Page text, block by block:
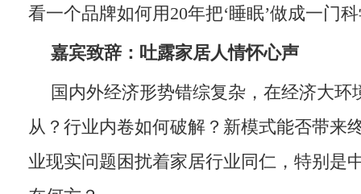
看一个品牌如何用20年把‘睡眠’做成一门
嘉宾致辞：吐露家居人情怀心声
国内外经济形势错综复杂，在经济大环
从？行业内卷如何破解？新模式能否带来
业现实问题困扰着家居行业同仁，特别是